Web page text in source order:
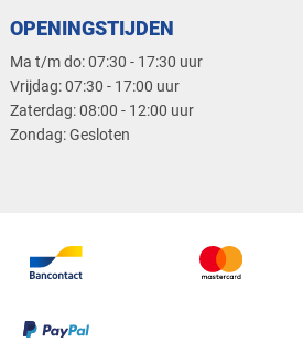
OPENINGSTIJDEN
Ma t/m do: 07:30 - 17:30 uur
​Vrijdag: 07:30 - 17:00 uur
​Zaterdag: 08:00 - 12:00 uur
​Zondag: Gesloten